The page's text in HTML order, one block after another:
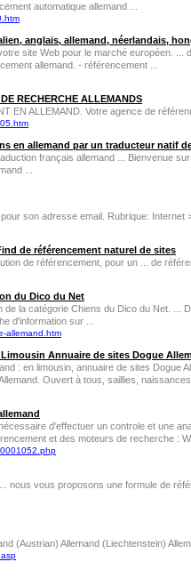
automatique allemand ...
anglais, allemand, néerlandais,
site Web pour le marché européen.
allemand. - référencement ...
RECHERCHE ALLEMANDS
EN ALLEMAND. Votre agence de
en allemand par un traducteur natif
français allemand ... Bienvenue
...
son adresse email. Rubrique:
de référencement naturel de sites
de référencement, pour un ... de
du Dico du Net
de la catégorie Chiens du Dico du Net.
d'information sur ...
allemand.htm
Annuaire de sites Dogue
: en limousin, annuaire de sites
Ouvert à tous, saillies,
d'effectuer un controle et une
et des moteurs de recherche :
nous vous proposons une formule de
(Austrian) Allemand (Liechtenstein)